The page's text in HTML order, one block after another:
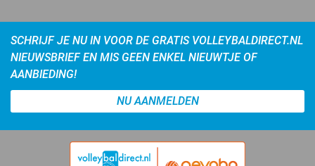
SCHRIJF JE NU IN VOOR DE GRATIS VOLLEYBALDIRECT.NL
NIEUWSBRIEF EN MIS GEEN ENKEL NIEUWTJE OF
AANBIEDING!
NU AANMELDEN